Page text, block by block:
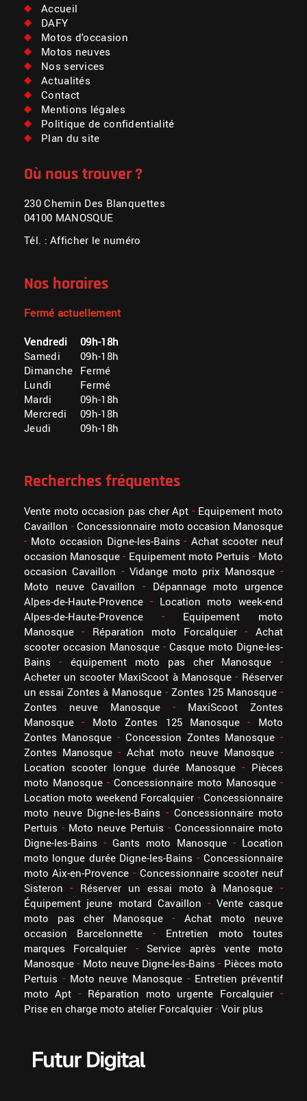
Accueil
DAFY
Motos d'occasion
Motos neuves
Nos services
Actualités
Contact
Mentions légales
Politique de confidentialité
Plan du site
Où nous trouver ?
230 Chemin Des Blanquettes
04100 MANOSQUE
Tél. :Afficher le numéro
Nos horaires
Fermé actuellement
Vendredi
09h-18h
Samedi
09h-18h
Dimanche Fermé
Lundi
Fermé
Mardi
09h-18h
Mercredi
09h-18h
Jeudi
09h-18h
Recherches fréquentes
Vente moto occasion pas cher Apt
Equipement moto
Cavaillon
Concessionnaire moto occasion Manosque
Moto occasion Digne-les-Bains
Achat scooter neuf
occasion Manosque
Equipement moto Pertuis
Moto
occasion Cavaillon
Vidange moto prix Manosque
Moto neuve Cavaillon
Dépannage moto urgence
Alpes-de-Haute-Provence
Location moto week-end
Alpes-de-Haute-Provence
Equipement moto
Manosque
Réparation moto Forcalquier
Achat
scooter occasion Manosque
Casque moto Digne-les-
Bains
équipement moto pas cher Manosque
Acheter un scooter MaxiScoot à Manosque
Réserver
un essai Zontes à Manosque
Zontes 125 Manosque
Zontes neuve Manosque
MaxiScoot Zontes
Manosque
Moto Zontes 125 Manosque
Moto
Zontes Manosque
Concession Zontes Manosque
Zontes Manosque
Achat moto neuve Manosque
Location scooter longue durée Manosque
Pièces
moto Manosque
Concessionnaire moto Manosque
Location moto weekend Forcalquier
Concessionnaire
moto neuve Digne-les-Bains
Concessionnaire moto
Pertuis
Moto neuve Pertuis
Concessionnaire moto
Digne-les-Bains
Gants moto Manosque
Location
moto longue durée Digne-les-Bains
Concessionnaire
moto Aix-en-Provence
Concessionnaire scooter neuf
Sisteron
Réserver un essai moto à Manosque
Équipement jeune motard Cavaillon
Vente casque
moto pas cher Manosque
Achat moto neuve
occasion Barcelonnette
Entretien moto toutes
marques Forcalquier
Service après vente moto
Manosque
Moto neuve Digne-les-Bains
Pièces moto
Pertuis
Moto neuve Manosque
Entretien préventif
moto Apt
Réparation moto urgente Forcalquier
Prise en charge moto atelier Forcalquier
Voir plus